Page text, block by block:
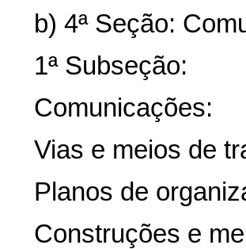
b) 4ª Seção:
1ª Subseção:
Comunicações:
Vias e meios de
Planos de
Construções e